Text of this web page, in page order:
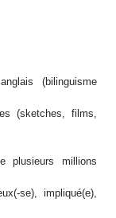
(bilinguisme
(sketches, films,
plusieurs millions
se), impliqué(e),